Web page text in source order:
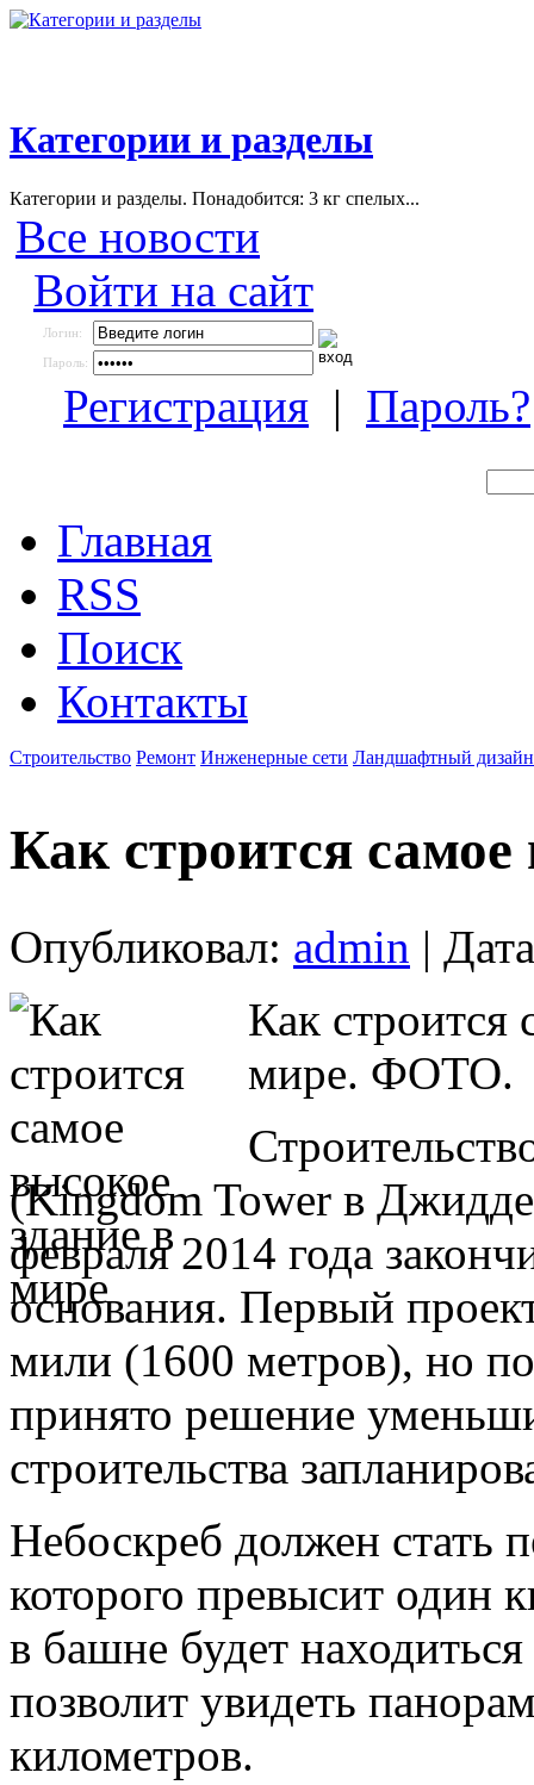
Категории и разделы
Категории и разделы. Понадобится: 3 кг спелых...
Все новости
Войти на сайт
Логин:
Пароль:
Регистрация | Пароль?
Главная
RSS
Поиск
Контакты
Строительство Ремонт Инженерные сети Ландшафтный дизайн
Как строится
Опубликовал: admin |
Как строится
мире. ФОТО.
(Kingdom Tower в
февраля 2014 года
основания. Первый
мили (1600 метров), но
принято решение
строительства
Небоскреб должен стать
которого превысит один
в башне будет
позволит увидеть
километров.